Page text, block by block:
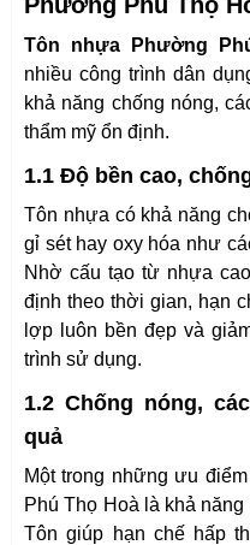
Tôn nhựa Phường
nhiều công trình dân
khả năng chống nóng,
thẩm mỹ ổn định.
1.1 Độ bền cao,
Tôn nhựa có khả năng
gỉ sét hay oxy hóa như
Nhờ cấu tạo từ nhựa
định theo thời gian, hạn
lợp luôn bền đẹp và
trình sử dụng.
1.2 Chống nóng,
quả
Một trong những ưu
Phú Thọ Hoà là khả
Tôn giúp hạn chế hấp